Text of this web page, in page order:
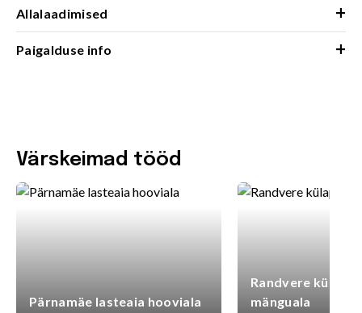
Allalaadimised +
Paigalduse info +
Värskeimad tööd
Pärnamäe lasteaia hooviala
Randvere
mänguala